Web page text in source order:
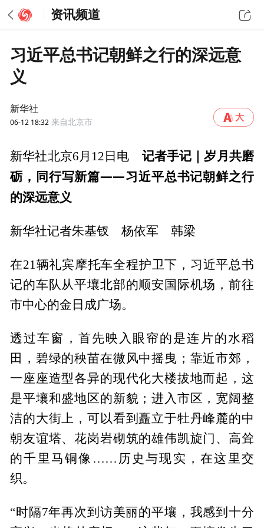
资讯频道
习近平总书记朝鲜之行的深远意
义
新华社
06-12 18:32 来自北京市
新华社北京6月12日电 记者手记｜岁月共磨
砺，同行写新篇——习近平总书记朝鲜之行
的深远意义
新华社记者朱基钗 杨依军 韩梁
在21辆礼宾摩托车全程护卫下，习近平总书
记的车队从平壤北部的顺安国际机场，前往
市中心的金日成广场。
透过车窗，首先映入眼帘的是连片的水稻
田，碧绿的秧苗在微风中摇曳；靠近市郊，
一座座造型各异的现代化大楼拔地而起，这
是平壤和盛地区的新貌；进入市区，宽阔整
洁的大街上，可以看到矗立于牡丹峰麓的中
朝友谊塔、花岗岩砌筑的雄伟凯旋门、高耸
的千里马铜像……历史与现实，在这里交
织。
“时隔7年再次到访美丽的平壤，我感到十分